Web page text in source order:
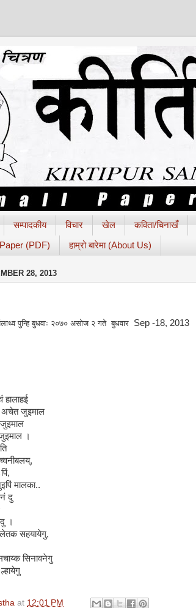
सम्पादकीय विचार खेल कविता/चिनाखँ
(PDF) हाम्रो बारेमा (About Us)
28, 2013
पुन्हि बुधवाः २०७० असोज २ गते बुधवार Sep -18, 2013
हालाहई
अचेत जुइमाल
जुइमाल
।
मालका..
नं दु
दु ।
सहयायेगु,
सिनावनेगु
at 12:01 PM